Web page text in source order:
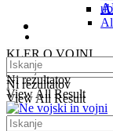
KLER O VOJNI
Ni rezultatov
View All Result
Ni rezultatov
View All Result